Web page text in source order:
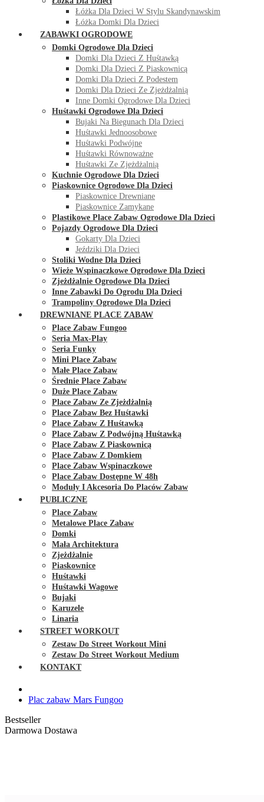
Łóżka Dla Dzieci W Stylu Skandynawskim
Łóżka Domki Dla Dzieci
ZABAWKI OGRODOWE
Domki Ogrodowe Dla Dzieci
Domki Dla Dzieci Z Huśtawką
Domki Dla Dzieci Z Piaskownicą
Domki Dla Dzieci Z Podestem
Domki Dla Dzieci Ze Zjeżdżalnią
Inne Domki Ogrodowe Dla Dzieci
Huśtawki Ogrodowe Dla Dzieci
Bujaki Na Biegunach Dla Dzieci
Huśtawki Jednoosobowe
Huśtawki Podwójne
Huśtawki Równoważne
Huśtawki Ze Zjeżdżalnią
Kuchnie Ogrodowe Dla Dzieci
Piaskownice Ogrodowe Dla Dzieci
Piaskownice Drewniane
Piaskownice Zamykane
Plastikowe Place Zabaw Ogrodowe Dla Dzieci
Pojazdy Ogrodowe Dla Dzieci
Gokarty Dla Dzieci
Jeździki Dla Dzieci
Stoliki Wodne Dla Dzieci
Wieże Wspinaczkowe Ogrodowe Dla Dzieci
Zjeżdżalnie Ogrodowe Dla Dzieci
Inne Zabawki Do Ogrodu Dla Dzieci
Trampoliny Ogrodowe Dla Dzieci
DREWNIANE PLACE ZABAW
Place Zabaw Fungoo
Seria Max-Play
Seria Funky
Mini Place Zabaw
Małe Place Zabaw
Średnie Place Zabaw
Duże Place Zabaw
Place Zabaw Ze Zjeżdżalnią
Place Zabaw Bez Huśtawki
Place Zabaw Z Huśtawką
Place Zabaw Z Podwójną Huśtawką
Place Zabaw Z Piaskownicą
Place Zabaw Z Domkiem
Place Zabaw Wspinaczkowe
Place Zabaw Dostępne W 48h
Moduły I Akcesoria Do Placów Zabaw
PUBLICZNE
Place Zabaw
Metalowe Place Zabaw
Domki
Mała Architektura
Zjeżdżalnie
Piaskownice
Huśtawki
Huśtawki Wagowe
Bujaki
Karuzele
Linaria
STREET WORKOUT
Zestaw Do Street Workout Mini
Zestaw Do Street Workout Medium
KONTAKT
Plac zabaw Mars Fungoo
Bestseller
Darmowa Dostawa